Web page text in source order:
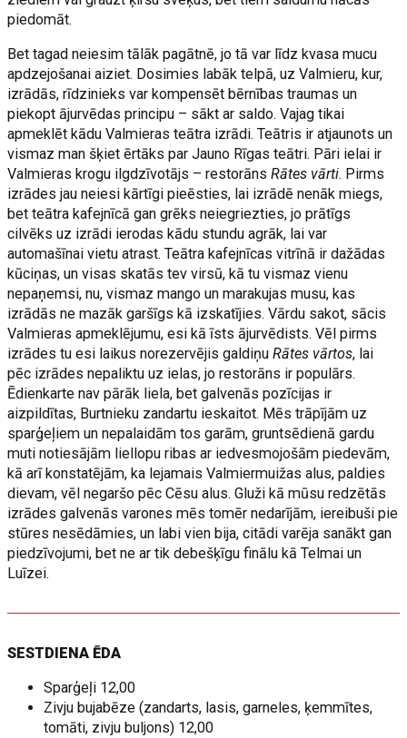
piedomāt.
Bet tagad neiesim tālāk pagātnē, jo tā var līdz kvasa mucu
apdzejošanai aiziet. Dosimies labāk telpā, uz Valmieru, kur,
izrādās, rīdzinieks var kompensēt bērnības traumas un
piekopt ājurvēdas principu – sākt ar saldo. Vajag tikai
apmeklēt kādu Valmieras teātra izrādi. Teātris ir atjaunots un
vismaz man šķiet ērtāks par Jauno Rīgas teātri. Pāri ielai ir
Valmieras krogu ilgdzīvotājs – restorānsRātes vārti. Pirms
izrādes jau neiesi kārtīgi pieēsties, lai izrādē nenāk miegs,
bet teātra kafejnīcā gan grēks neiegriezties, jo prātīgs
cilvēks uz izrādi ierodas kādu stundu agrāk, lai var
automašīnai vietu atrast. Teātra kafejnīcas vitrīnā ir dažādas
kūciņas, un visas skatās tev virsū, kā tu vismaz vienu
nepaņemsi, nu, vismaz mango un marakujas musu, kas
izrādās ne mazāk garšīgs kā izskatījies. Vārdu sakot, sācis
Valmieras apmeklējumu, esi kā īsts ājurvēdists. Vēl pirms
izrādes tu esi laikus norezervējis galdiņuRātes vārtos, lai
pēc izrādes nepaliktu uz ielas, jo restorāns ir populārs.
Ēdienkarte nav pārāk liela, bet galvenās pozīcijas ir
aizpildītas, Burtnieku zandartu ieskaitot. Mēs trāpījām uz
sparģeļiem un nepalaidām tos garām, gruntsēdienā gardu
muti notiesājām liellopu ribas ar iedvesmojošām piedevām,
kā arī konstatējām, ka lejamais Valmiermuižas alus, paldies
dievam, vēl negaršo pēc Cēsu alus. Gluži kā mūsu redzētās
izrādes galvenās varones mēs tomēr nedarījām, iereibuši pie
stūres nesēdāmies, un labi vien bija, citādi varēja sanākt gan
piedzīvojumi, bet ne ar tik debešķīgu finālu kā Telmai un
Luīzei.
SESTDIENA ĒDA
Sparģeļi 12,00
Zivju bujabēze (zandarts, lasis, garneles, ķemmītes,
tomāti, zivju buljons) 12,00